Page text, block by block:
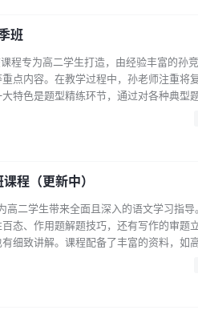
班
程专为高二学生打造，由经验丰富的孙
点内容。在教学过程中，孙老师注重将
特色是题型精练环节，通过对各种典型
有直播讲解，孙老师会实时解答学生的
课后复习巩固。对于正在高二阶段学习
程（更新中）
二学生带来全面且深入的语文学习指导
态、作用题解题技巧，还有写作的审题
细致讲解。课程配备了丰富的资料，如
同样精彩，古诗方面涉及山水田园、边
文等，写作则围绕责任担当主题并讲解